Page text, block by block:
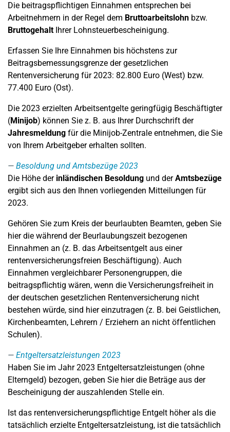
Die beitragspflichtigen Einnahmen entsprechen bei
Arbeitnehmern in der Regel dem Bruttoarbeitslohn bzw.
BruttogehaltIhrer Lohnsteuerbescheinigung.
Erfassen Sie Ihre Einnahmen bis höchstens zur
Beitragsbemessungsgrenze der gesetzlichen
Rentenversicherung für 2023: 82.800 Euro (West) bzw.
77.400 Euro (Ost).
Die 2023 erzielten Arbeitsentgelte geringfügig Beschäftigter
(Minijob) können Sie z. B. aus Ihrer Durchschrift der
Jahresmeldung für die Minijob-Zentrale entnehmen, die Sie
von Ihrem Arbeitgeber erhalten sollten.
Besoldung und Amtsbezüge 2023
Die Höhe der inländischen Besoldung und derAmtsbezüge
ergibt sich aus den Ihnen vorliegenden Mitteilungen für
2023.
Gehören Sie zum Kreis der beurlaubten Beamten, geben Sie
hier die während der Beurlaubungszeit bezogenen
Einnahmen an (z. B. das Arbeitsentgelt aus einer
rentenversicherungsfreien Beschäftigung). Auch
Einnahmen vergleichbarer Personengruppen, die
beitragspflichtig wären, wenn die Versicherungsfreiheit in
der deutschen gesetzlichen Rentenversicherung nicht
bestehen würde, sind hier einzutragen (z. B. bei Geistlichen,
Kirchenbeamten, Lehrern / Erziehern an nicht öffentlichen
Schulen).
Entgeltersatzleistungen 2023
Haben Sie im Jahr 2023 Entgeltersatzleistungen (ohne
Elterngeld) bezogen, geben Sie hier die Beträge aus der
Bescheinigung der auszahlenden Stelle ein.
Ist das rentenversicherungspflichtige Entgelt höher als die
tatsächlich erzielte Entgeltersatzleistung, ist die tatsächlich